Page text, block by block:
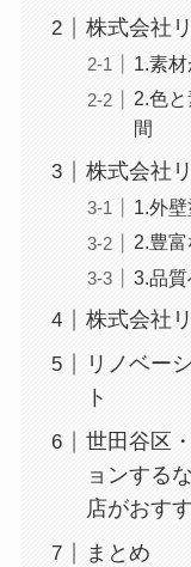
株式会社
1.素
2.色
間
株式会社
1.外
2.豊
3.品質
株式会社
リノベー
ト
世田谷区
ョンする
店がおす
まとめ